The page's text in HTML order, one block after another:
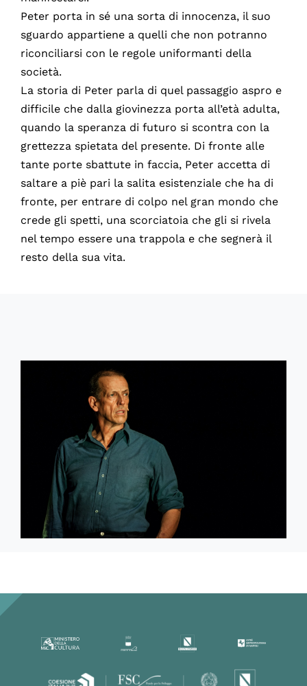
Peter porta in sé una sorta di innocenza, il suo
sguardo appartiene a quelli che non potranno
riconciliarsi con le regole uniformanti della
società.
La storia di Peter parla di quel passaggio aspro e
difficile che dalla giovinezza porta all’età adulta,
quando la speranza di futuro si scontra con la
grettezza spietata del presente. Di fronte alle
tante porte sbattute in faccia, Peter accetta di
saltare a piè pari la salita esistenziale che ha di
fronte, per entrare di colpo nel gran mondo che
crede gli spetti, una scorciatoia che gli si rivela
nel tempo essere una trappola e che segnerà il
resto della sua vita.